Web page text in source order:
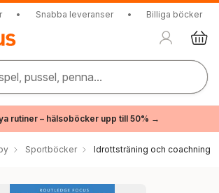
• Snabba leveranser • Billiga böcker
pussel, penna...
rutiner – hälsoböcker upp till 50% →
Sportböcker Idrottsträning och coachning